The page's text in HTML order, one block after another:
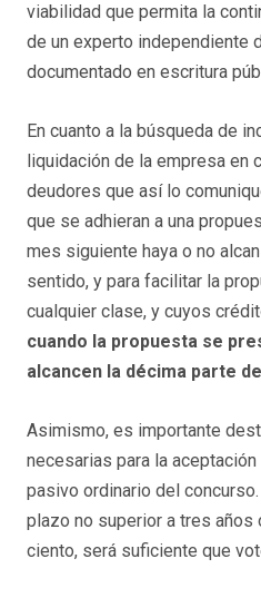
viabilidad que permita la
de un experto independiente
documentado en escritura
En cuanto a la búsqueda de
liquidación de la empresa
deudores que así lo
que se adhieran a una
mes siguiente haya o no
sentido, y para facilitar la
cualquier clase, y cuyos
cuando la propuesta se
alcancen la décima parte del
Asimismo, es importante
necesarias para la
pasivo ordinario del
plazo no superior a tres
ciento, será suficiente que